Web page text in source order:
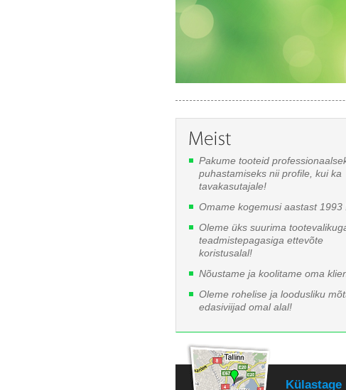
Pakume tooteid
puhastamiseks nii profile, kui ka
tavakasutajale!
Omame kogemusi aastast 1993
Oleme üks suurima
teadmistepagasiga ettevõte
koristusalal!
Nõustame ja koolitame oma
Oleme rohelise ja loodusliku
edasiviijad omal alal!
Külastage